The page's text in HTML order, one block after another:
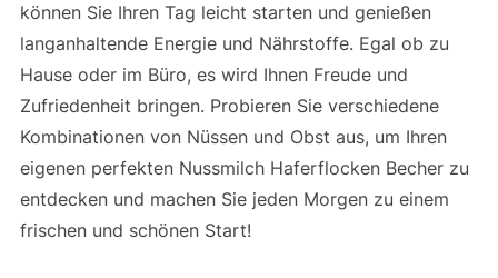
können Sie Ihren Tag leicht starten und genießen
langanhaltende Energie und Nährstoffe. Egal ob zu
Hause oder im Büro, es wird Ihnen Freude und
Zufriedenheit bringen. Probieren Sie verschiedene
Kombinationen von Nüssen und Obst aus, um Ihren
eigenen perfekten Nussmilch Haferflocken Becher zu
entdecken und machen Sie jeden Morgen zu einem
frischen und schönen Start!